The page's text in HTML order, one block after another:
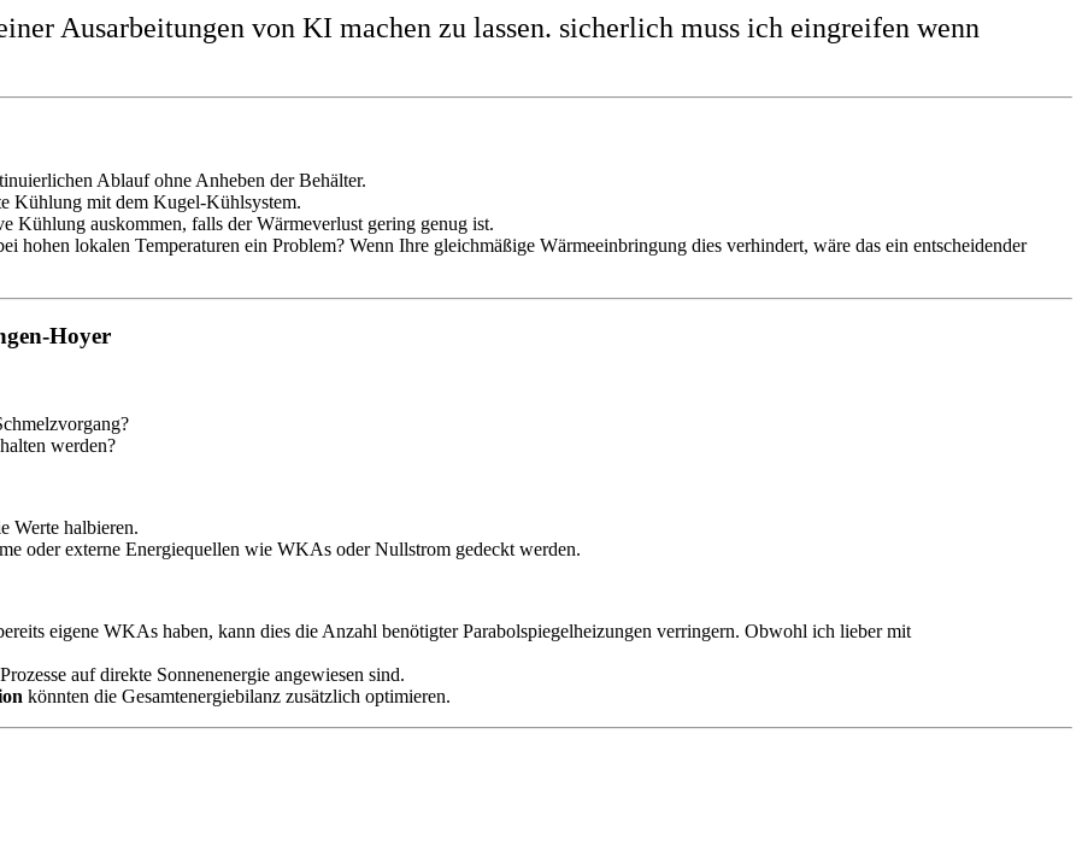
Ausarbeitungen von KI machen zu lassen. sicherlich muss ich eingreifen wenn
Ablauf ohne Anheben der Behälter.
Kühlung mit dem Kugel-Kühlsystem.
Kühlung auskommen, falls der Wärmeverlust gering genug ist.
hohen lokalen Temperaturen ein Problem? Wenn Ihre gleichmäßige Wärmeeinbringung dies verhindert, wäre das ein entscheidender
Hoyer
werden?
Werte halbieren.
oder externe Energiequellen wie WKAs oder Nullstrom gedeckt werden.
eigene WKAs haben, kann dies die Anzahl benötigter Parabolspiegelheizungen verringern. Obwohl ich lieber mit
auf direkte Sonnenenergie angewiesen sind.
könnten die Gesamtenergiebilanz zusätzlich optimieren.